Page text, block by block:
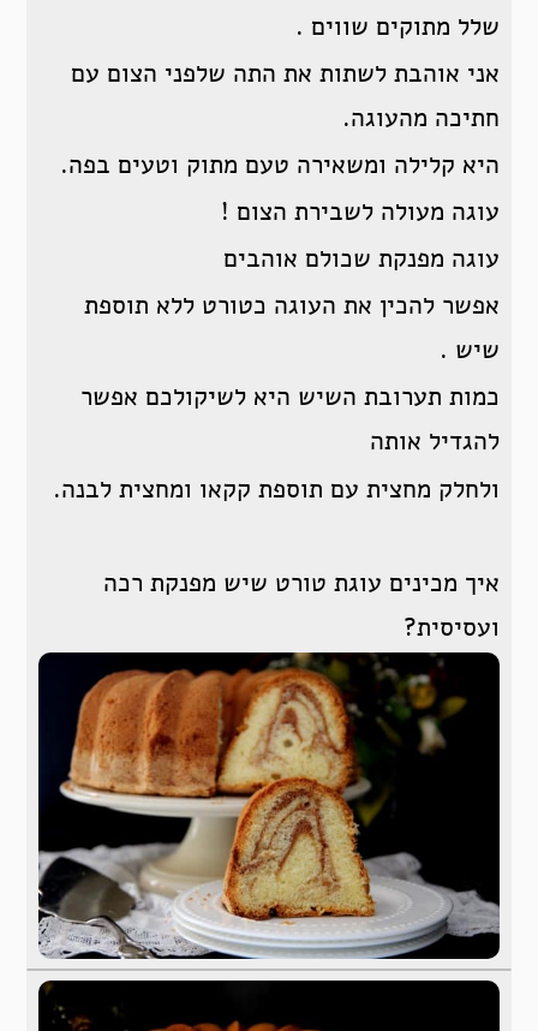
שלל מתוקים שווים .
אני אוהבת לשתות את התה שלפני הצום עם
חתיכה מהעוגה.
היא קלילה ומשאירה טעם מתוק וטעים בפה.
עוגה מעולה לשבירת הצום !
עוגה מפנקת שכולם אוהבים
אפשר להכין את העוגה כטורט ללא תוספת
שיש .
כמות תערובת השיש היא לשיקולכם אפשר
להגדיל אותה
ולחלק מחצית עם תוספת קקאו ומחצית לבנה.
איך מכינים עוגת טורט שיש מפנקת רכה
ועסיסית?